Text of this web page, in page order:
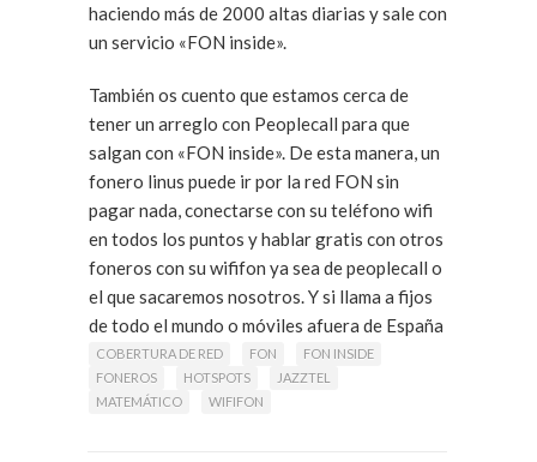
haciendo más de 2000 altas diarias y sale con
un servicio «FON inside».
También os cuento que estamos cerca de
tener un arreglo con Peoplecall para que
salgan con «FON inside». De esta manera, un
fonero linus puede ir por la red FON sin
pagar nada, conectarse con su teléfono wifi
en todos los puntos y hablar gratis con otros
foneros con su wififon ya sea de peoplecall o
el que sacaremos nosotros. Y si llama a fijos
de todo el mundo o móviles afuera de España
las tarifas son increíbles.
COBERTURA DE RED FON
FON INSIDE
FONEROS
HOTSPOTS
JAZZTEL
MATEMÁTICO
WIFIFON